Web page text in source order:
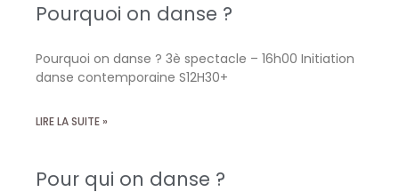
Pourquoi on danse ?
Pourquoi on danse ? 3è spectacle – 16h00 Initiation
danse contemporaine S12H30+
LIRE LA SUITE »
Pour qui on danse ?